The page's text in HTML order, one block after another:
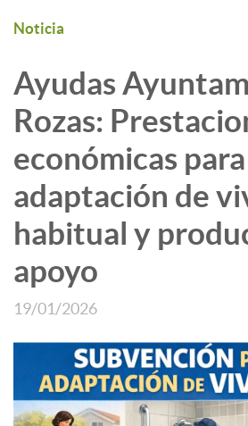
Noticia
Ayudas
Rozas:
económicas para
adaptación de
habitual y
apoyo
19/01/2026